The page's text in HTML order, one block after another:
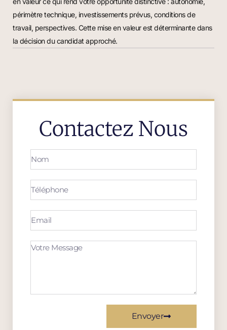
périmètre technique, investissements prévus, conditions de
travail, perspectives. Cette mise en valeur est déterminante dans
la décision du candidat approché.
Contactez Nous
Envoyer